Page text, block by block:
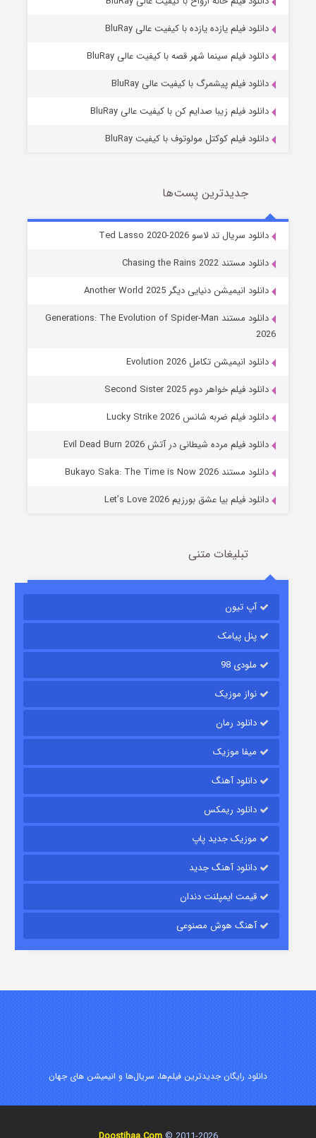
خاندان اژدها فصل ۳
جادوگری در مغولستان
باب اسفنجی فصل ۱۷
قسمت6 (زیرنویس) منتشر شد
قسمت15 (دوبله) منتشر شد
دانلود فیلم یازده یازده با کیفیت عالی BluRay
دانلود فیلم سینما شهر قصه با کیفیت عالی BluRay
دانلود فیلم پیشمرگ با کیفیت عالی BluRay
دانلود فیلم زیبا صدایم کن با کیفیت عالی BluRay
دانلود فیلم کوکتل مولوتوف با کیفیت BluRay
جدیدترین پست‌ها
دانلود سریال تد لاسو Ted Lasso 2020-2026
دانلود مستند Chasing the Rains 2022
دانلود انیمیشن دنیایی دیگر Another World 2025
دانلود مستند Generations: The Evolution of Spider-Man
2026
دانلود انیمیشن تکامل Evolution 2026
دانلود فیلم خواهر دوم Second Sister 2025
دانلود فیلم ضربه شانس Lucky Strike 2026
دانلود فیلم مرده شیطانی در آتش Evil Dead Burn 2026
دانلود مستند Bukayo Saka: The Time is Now 2026
دانلود فیلم بیا عشق بورزیم Let’s Love 2026
تبلیغات متنی
آپ تیون
پنل پیامک
ملودی 98
نواز موزیک
دانلود رمان
میفا موزیک
دانلود آهنگ
دانلود ریمکس
موزیک جدید پاپ
دانلود آهنگ جدید
قیمت ایمپلنت دندان
آهنگ هوش مصنوعی
دانلود رایگان جدیدترین فیلم‌ها، سریال‌ها و انیمیشن های جهان